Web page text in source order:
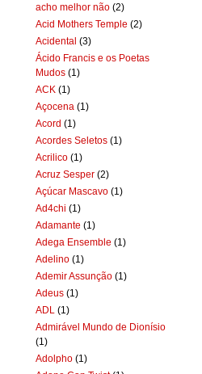
acho melhor não (2)
Acid Mothers Temple (2)
Acidental (3)
Ácido Francis e os Poetas
Mudos (1)
ACK (1)
Açocena (1)
Acord (1)
Acordes Seletos (1)
Acrilico (1)
Acruz Sesper (2)
Açúcar Mascavo (1)
Ad4chi (1)
Adamante (1)
Adega Ensemble (1)
Adelino (1)
Ademir Assunção (1)
Adeus (1)
ADL (1)
Admirável Mundo de Dionísio
(1)
Adolpho (1)